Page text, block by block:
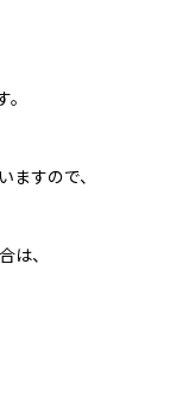
すので、
は、